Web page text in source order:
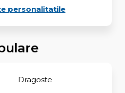
personalitatile
Dragoste